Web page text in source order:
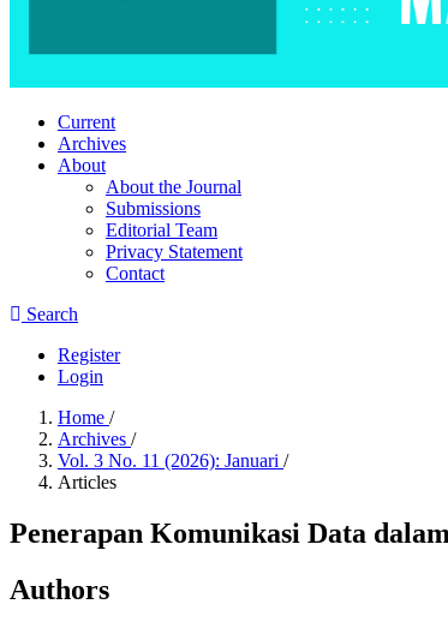
Current
Archives
About
About the Journal
Submissions
Editorial Team
Privacy Statement
Contact
Search
Register
Login
Home /
Archives /
Vol. 3 No. 11 (2026): Januari /
Articles
Penerapan Komunikasi Data
Authors